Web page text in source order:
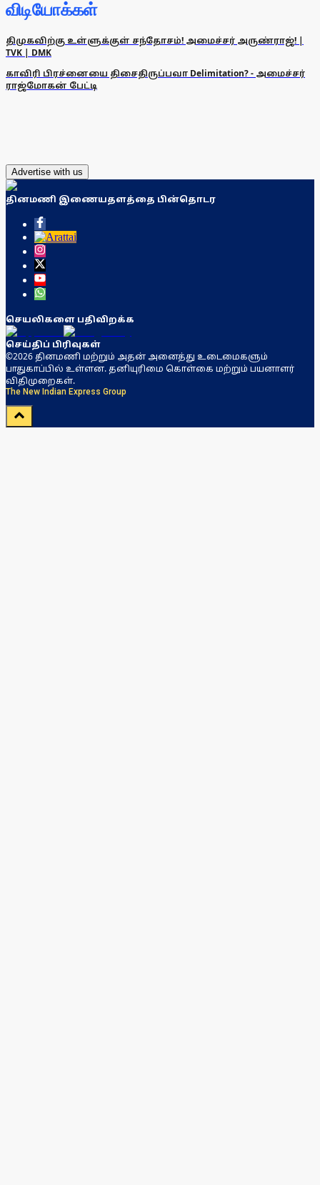
விடியோக்கள்
திமுகவிற்கு உள்ளுக்குள் சந்தோசம்! அமைச்சர் அருண்ராஜ்! |
TVK | DMK
காவிரி பிரச்னையை திசைதிருப்பவா Delimitation? - அமைச்சர்
ராஜ்மோகன் பேட்டி
Advertise with us
தினமணி இணையதளத்தை பின்தொடர
செயலிகளை பதிவிறக்க
செய்திப் பிரிவுகள்
©2026 தினமணி மற்றும் அதன் அனைத்து உடைமைகளும்
பாதுகாப்பில் உள்ளன. தனியுரிமை கொள்கை மற்றும் பயனாளர்
விதிமுறைகள்.
The New Indian Express Group